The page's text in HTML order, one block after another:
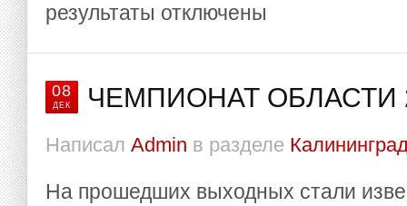
результаты отключены
08
ДЕК ЧЕМПИОНАТ ОБЛАСТИ
Написал Admin в разделе
На прошедших выходных стали